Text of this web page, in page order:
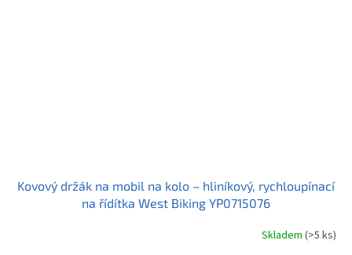
Kovový držák na mobil na kolo – hliníkový, rychloupínací
na řídítka West Biking YP0715076
Skladem(>5 ks)